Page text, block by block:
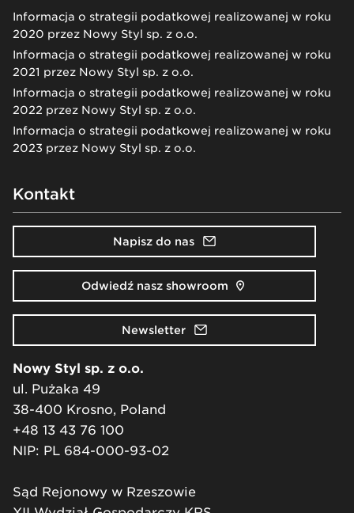
Informacja o strategii podatkowej realizowanej w roku
2020 przez Nowy Styl sp. z o.o.
Informacja o strategii podatkowej realizowanej w roku
2021 przez Nowy Styl sp. z o.o.
Informacja o strategii podatkowej realizowanej w roku
2022 przez Nowy Styl sp. z o.o.
Informacja o strategii podatkowej realizowanej w roku
2023 przez Nowy Styl sp. z o.o.
Kontakt
Napisz do nas
Odwiedź nasz showroom
Newsletter
Nowy Styl sp. z o.o.
ul. Pużaka 49
38-400 Krosno, Poland
+48 13 43 76 100
NIP: PL 684-000-93-02
Sąd Rejonowy w Rzeszowie